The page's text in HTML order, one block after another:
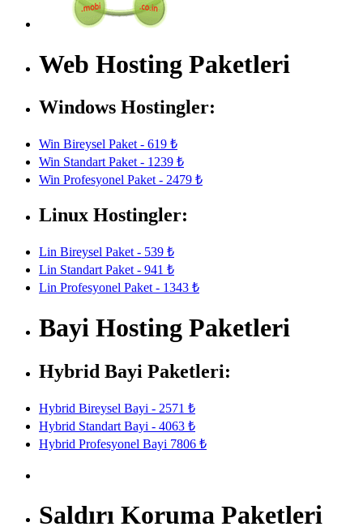
Web Hosting Paketleri
Windows Hostingler:
Win Bireysel Paket - 619 ₺
Win Standart Paket - 1239 ₺
Win Profesyonel Paket - 2479 ₺
Linux Hostingler:
Lin Bireysel Paket - 539 ₺
Lin Standart Paket - 941 ₺
Lin Profesyonel Paket - 1343 ₺
Bayi Hosting Paketleri
Hybrid Bayi Paketleri:
Hybrid Bireysel Bayi - 2571 ₺
Hybrid Standart Bayi - 4063 ₺
Hybrid Profesyonel Bayi 7806 ₺
Saldırı Koruma Paketleri